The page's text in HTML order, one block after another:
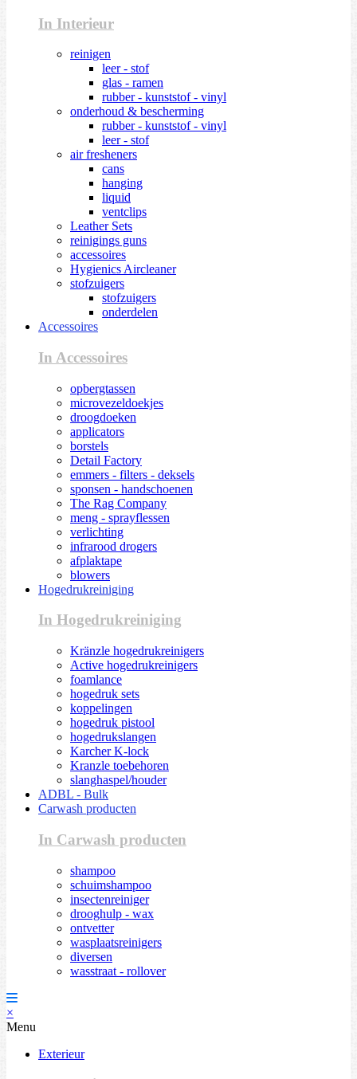
In Interieur
reinigen
leer - stof
glas - ramen
rubber - kunststof - vinyl
onderhoud & bescherming
rubber - kunststof - vinyl
leer - stof
air fresheners
cans
hanging
liquid
ventclips
Leather Sets
reinigings guns
accessoires
Hygienics Aircleaner
stofzuigers
stofzuigers
onderdelen
Accessoires
In Accessoires
opbergtassen
microvezeldoekjes
droogdoeken
applicators
borstels
Detail Factory
emmers - filters - deksels
sponsen - handschoenen
The Rag Company
meng - sprayflessen
verlichting
infrarood drogers
afplaktape
blowers
Hogedrukreiniging
In Hogedrukreiniging
Kränzle hogedrukreinigers
Active hogedrukreinigers
foamlance
hogedruk sets
koppelingen
hogedruk pistool
hogedrukslangen
Karcher K-lock
Kranzle toebehoren
slanghaspel/houder
ADBL - Bulk
Carwash producten
In Carwash producten
shampoo
schuimshampoo
insectenreiniger
drooghulp - wax
ontvetter
wasplaatsreinigers
diversen
wasstraat - rollover
×
Menu
Exterieur